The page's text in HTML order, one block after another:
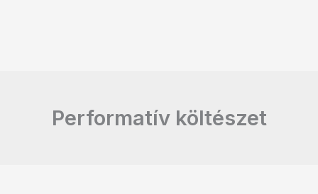
Performatív költészet